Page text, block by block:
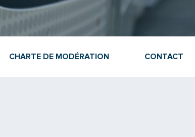
CHARTE DE MODÉRATION CONTACT